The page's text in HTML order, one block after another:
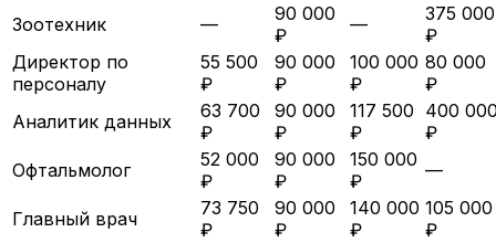
Зоотехник
—
90 000
₽
—
375 000
₽
Директор по
персоналу
55 500
₽
90 000
₽
100 000
₽
80 000
₽
Аналитик данных
63 700
₽
90 000
₽
117 500
₽
400
₽
Офтальмолог
52 000
₽
90 000
₽
150 000
₽
—
Главный врач
73 750
₽
90 000
₽
140 000
₽
105 000
₽